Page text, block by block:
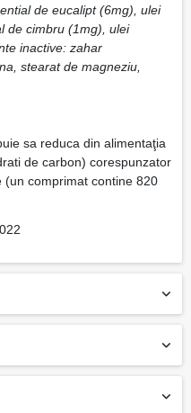
de eucalipt (6mg), ulei
de cimbru (1mg), ulei
inactive: zahar
stearat de magneziu,
sa reduca din alimentaţia
de carbon) corespunzator
comprimat contine 820